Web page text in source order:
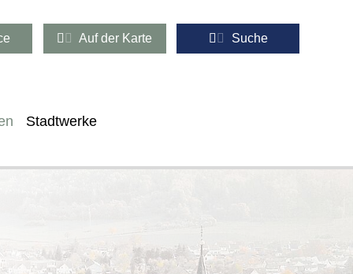
Auf der Karte Suche
Stadtwerke